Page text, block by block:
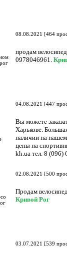
08.08.2021 [464
продам
0978046961.
04.08.2021 [447
Вы можете
Харькове.
наличии на
цены на
kh.ua тел. 8 (096)
02.08.2021 [500
Продам
Кривой Рог
03.07.2021 [539